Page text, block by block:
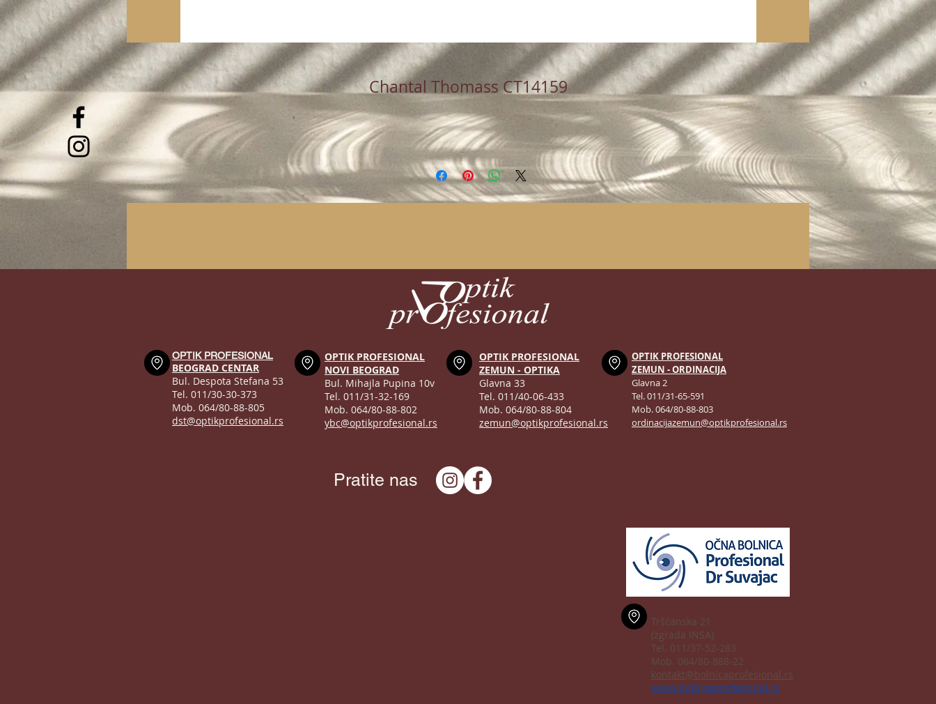
Chantal Thomass CT14159
OPTIK PROFESIONAL
BEOGRAD CENTAR
Bul. Despota Stefana 53
Tel. 011/30-30-373
Mob. 064/80-88-805
dst@optikprofesional.rs
OPTIK PROFESIONAL
NOVI BEOGRAD
Bul. Mihajla Pupina 10v
Tel. 011/31-32-169
Mob. 064/80-88-802
ybc@optikprofesional.rs
OPTIK PROFESIONAL
ZEMUN - OPTIKA
Glavna 33
Tel. 011/40-06-433
Mob. 064/80-88-804
zemun@optikprofesional.rs
OPTIK PROFESIONAL
ZEMUN - ORDINACIJA
Glavna 2
Tel. 011/31-65-591
Mob. 064/80-88-803
ordinacijazemun@optikprofesional.rs
Pratite nas
Tršćanska 21
(zgrada INSA)
Tel. 011/37-52-283
Mob. 064/80-888-22
kontakt@bolnicaprofesional.rs
www.bolnicaprofesional.rs